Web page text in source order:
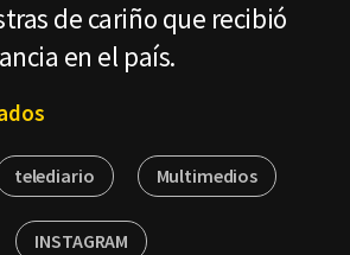
de cariño que recibió
en el país.
telediario Multimedios
INSTAGRAM